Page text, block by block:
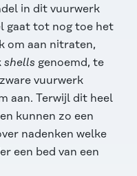
in dit vuurwerk
gaat tot nog toe het
om aan nitraten,
shells genoemd, te
vuurwerk
aan. Terwijl dit heel
kunnen zo een
nadenken welke
een bed van een